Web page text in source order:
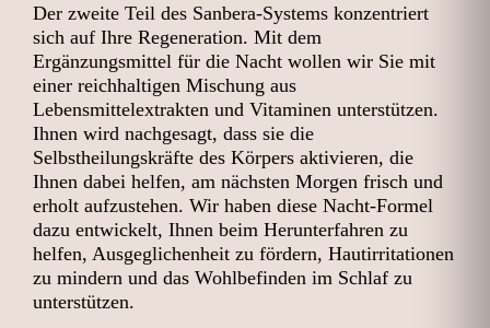
Der zweite Teil des Sanbera-Systems konzentriert
sich auf Ihre Regeneration. Mit dem
Ergänzungsmittel für die Nacht wollen wir Sie mit
einer reichhaltigen Mischung aus
Lebensmittelextrakten und Vitaminen unterstützen.
Ihnen wird nachgesagt, dass sie die
Selbstheilungskräfte des Körpers aktivieren, die
Ihnen dabei helfen, am nächsten Morgen frisch und
erholt aufzustehen. Wir haben diese Nacht-Formel
dazu entwickelt, Ihnen beim Herunterfahren zu
helfen, Ausgeglichenheit zu fördern, Hautirritationen
zu mindern und das Wohlbefinden im Schlaf zu
unterstützen.